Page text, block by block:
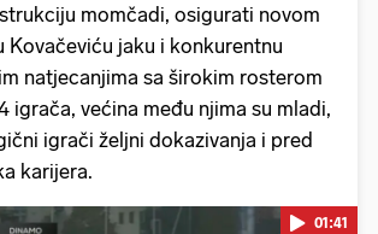
momčadi, osigurati novom
Kovačeviću jaku i konkurentnu
natjecanjima sa širokim rosterom
igrača, većina među njima su mladi,
igrači željni dokazivanja i pred
karijera.
01:41